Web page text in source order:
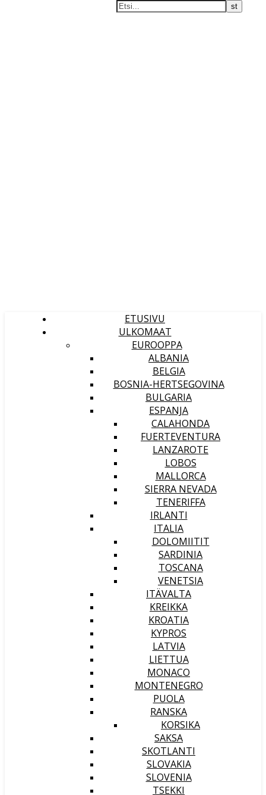
ETUSIVU
ULKOMAAT
EUROOPPA
ALBANIA
BELGIA
BOSNIA-HERTSEGOVINA
BULGARIA
ESPANJA
CALAHONDA
FUERTEVENTURA
LANZAROTE
LOBOS
MALLORCA
SIERRA NEVADA
TENERIFFA
IRLANTI
ITALIA
DOLOMIITIT
SARDINIA
TOSCANA
VENETSIA
ITÄVALTA
KREIKKA
KROATIA
KYPROS
LATVIA
LIETTUA
MONACO
MONTENEGRO
PUOLA
RANSKA
KORSIKA
SAKSA
SKOTLANTI
SLOVAKIA
SLOVENIA
TSEKKI